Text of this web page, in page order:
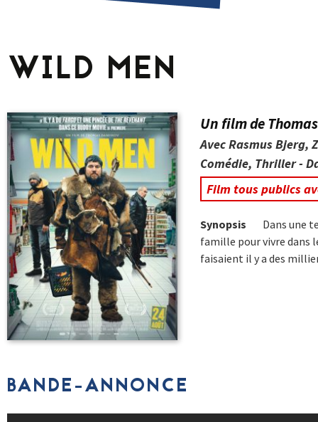
WILD MEN
Un film de
Avec Rasmus Bjerg,
Comédie, Thriller -
Film tous publics
Synopsis
Dans une
famille pour vivre dans
faisaient il y a des
BANDE-ANNONCE